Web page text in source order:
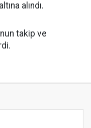
alındı.
takip ve